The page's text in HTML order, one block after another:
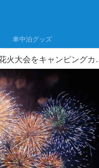
車中泊グッズ
花火大会をキャンピング